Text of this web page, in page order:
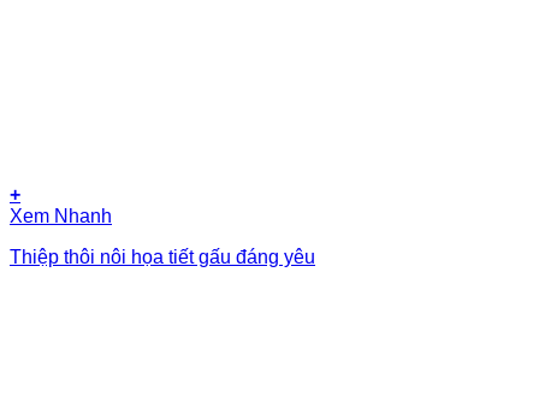
+
Xem Nhanh
Thiệp thôi nôi họa tiết gấu đáng yêu